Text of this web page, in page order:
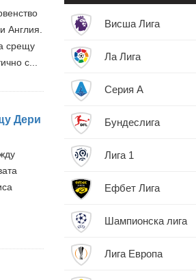
Висша Лига
Ла Лига
Серия А
Бундеслига
Лига 1
Ефбет Лига
Шампионска лига
Лига Европа
Англия.
срещу
с...
Дери